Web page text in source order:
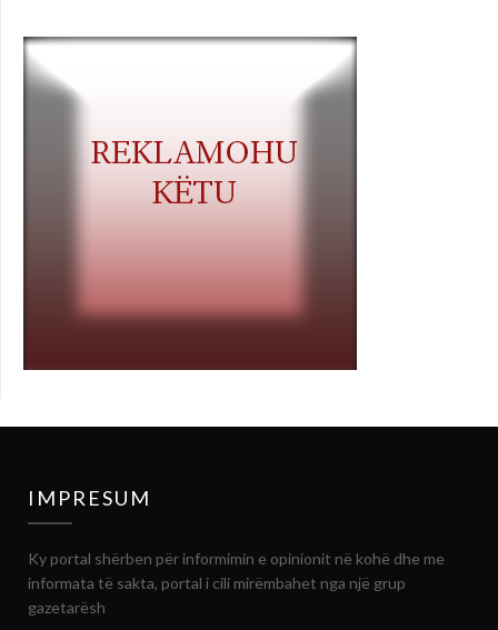
IMPRESUM
Ky portal shërben për informimin e opinionit në kohë dhe me
informata të sakta, portal i cili mirëmbahet nga një grup
gazetarësh